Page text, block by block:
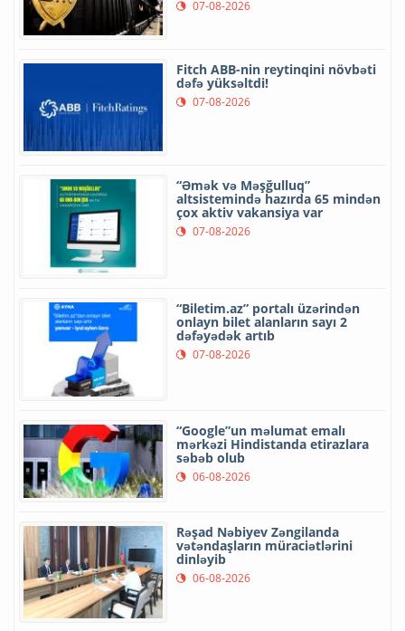
07-08-2026
Fitch ABB-nin reytinqini növbəti
dəfə yüksəltdi!
07-08-2026
“Əmək və Məşğulluq”
altsistemində hazırda 65 mindən
çox aktiv vakansiya var
07-08-2026
“Biletim.az” portalı üzərindən
onlayn bilet alanların sayı 2
dəfəyədək artıb
07-08-2026
“Google”un məlumat emalı
mərkəzi Hindistanda etirazlara
səbəb olub
06-08-2026
Rəşad Nəbiyev Zəngilanda
vətəndaşların müraciətlərini
dinləyib
06-08-2026